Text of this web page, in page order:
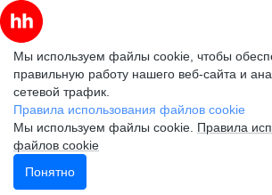
Мы используем файлы cookie, чтобы
правильную работу нашего веб-сайта и
сетевой трафик.
Правила использования файлов cookie
Мы используем файлы cookie. Правила
файлов cookie
Понятно